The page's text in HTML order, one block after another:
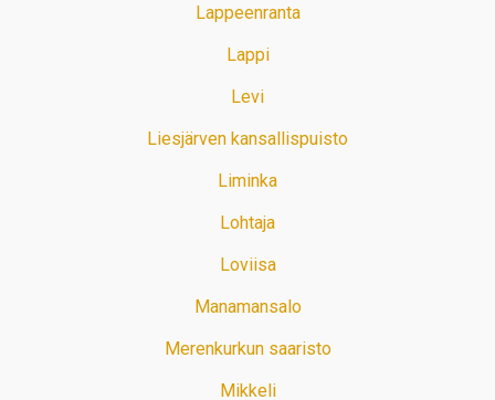
Lappeenranta
Lappi
Levi
Liesjärven kansallispuisto
Liminka
Lohtaja
Loviisa
Manamansalo
Merenkurkun saaristo
Mikkeli